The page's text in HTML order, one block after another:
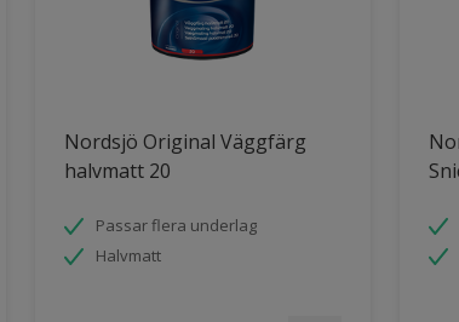
Nordsjö Original Väggfärg
halvmatt 20
Passar flera underlag
Halvmatt